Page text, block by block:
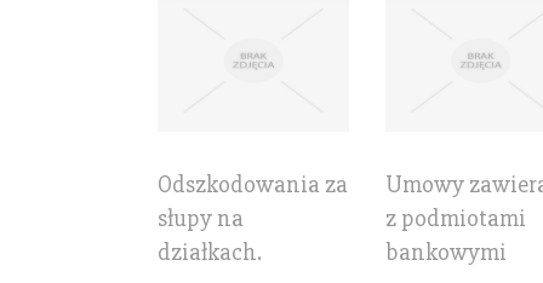
Odszkodowania za
słupy na
działkach.
Umowy
z podmiotami
bankowymi